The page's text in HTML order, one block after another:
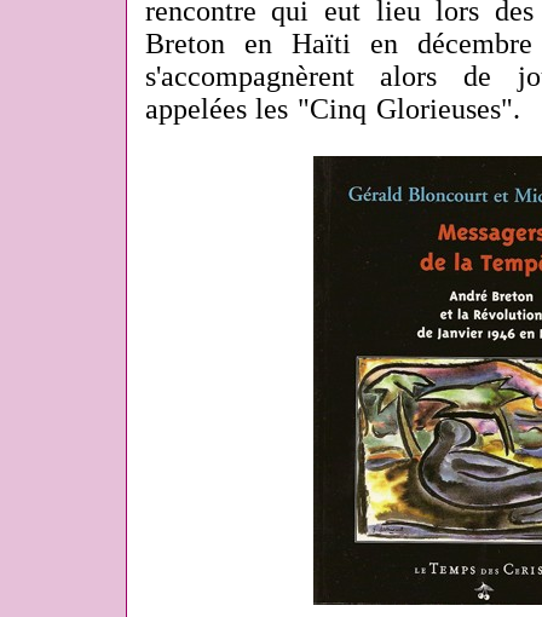
rencontre qui eut lieu lors des
Breton en Haïti en décembre
s'accompagnèrent alors de
appelées les "Cinq Glorieuses".